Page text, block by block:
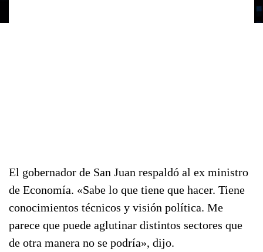
El gobernador de San Juan respaldó al ex ministro
de Economía. «Sabe lo que tiene que hacer. Tiene
conocimientos técnicos y visión política. Me
parece que puede aglutinar distintos sectores que
de otra manera no se podría», dijo.